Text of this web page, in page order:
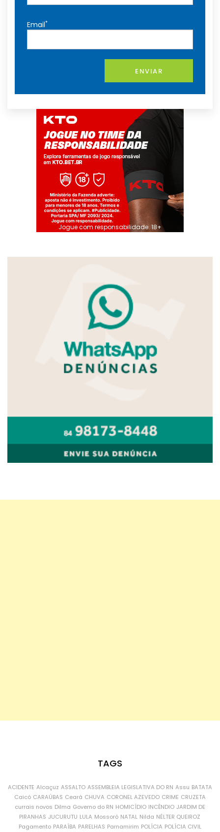
Email*
ENVIAR
Jogue com responsabilidade. 18+
TAGS
ACIDENTE Alcaçuz ASSALTO ASSEMBLEIA LEGISLATIVA DO RN Assu BATATA
Caicó CARAÚBAS Ceará CHUVA CORONEL AZEVEDO CRIME CRUZETA
currais novos Dilma Governo do RN HOMICÍDIO INCÊNDIO JARDIM DE
PIRANHAS JUCURUTU LULA Mossoró NATAL Nilda NÉLTER QUEIROZ
Pagamento PARAÍBA PARELHAS Parnamirim POLÍCIA POLÍCIA CIVIL